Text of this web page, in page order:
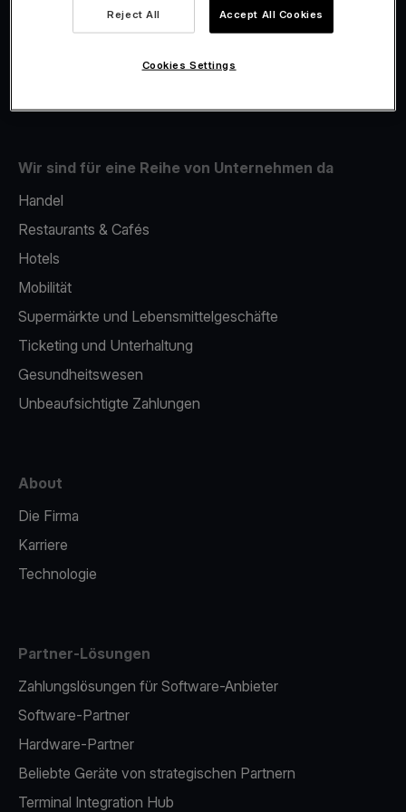
Fiskalisierung
Wir sind für eine Reihe von Unternehmen da
Handel
Restaurants & Cafés
Hotels
Mobilität
Supermärkte und Lebensmittelgeschäfte
Ticketing und Unterhaltung
Gesundheitswesen
Unbeaufsichtigte Zahlungen
About
Die Firma
Karriere
Technologie
Partner-Lösungen
Zahlungslösungen für Software-Anbieter
Software-Partner
Hardware-Partner
Beliebte Geräte von strategischen Partnern
Terminal Integration Hub
Reject All Accept All Cookies
Cookies Settings